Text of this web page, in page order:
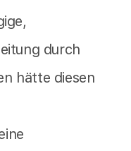
durch
hätte diesen